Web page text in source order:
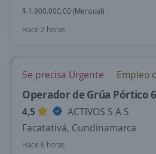
$ 1.900.000,00 (Mensual)
Hace 2 horas
Se precisa Urgente Empleo
Operador de Grúa Pórtico
4,5
ACTIVOS S A S
Facatativá, Cundinamarca
Hace 6 horas